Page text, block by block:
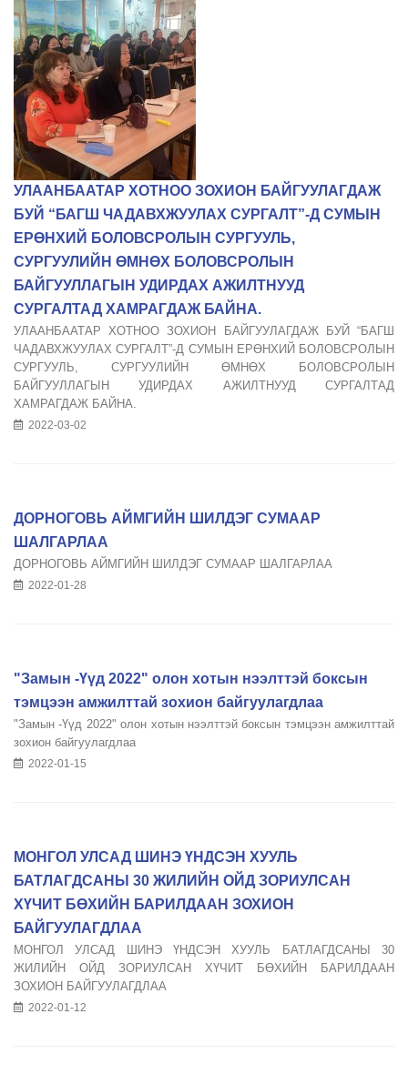
УЛААНБААТАР ХОТНОО ЗОХИОН БАЙГУУЛАГДАЖ
БУЙ “БАГШ ЧАДАВХЖУУЛАХ СУРГАЛТ”-Д СУМЫН
ЕРӨНХИЙ БОЛОВСРОЛЫН СУРГУУЛЬ,
СУРГУУЛИЙН ӨМНӨХ БОЛОВСРОЛЫН
БАЙГУУЛЛАГЫН УДИРДАХ АЖИЛТНУУД
СУРГАЛТАД ХАМРАГДАЖ БАЙНА.
УЛААНБААТАР ХОТНОО ЗОХИОН БАЙГУУЛАГДАЖ БУЙ “БАГШ
ЧАДАВХЖУУЛАХ СУРГАЛТ”-Д СУМЫН ЕРӨНХИЙ БОЛОВСРОЛЫН
СУРГУУЛЬ, СУРГУУЛИЙН ӨМНӨХ БОЛОВСРОЛЫН
БАЙГУУЛЛАГЫН УДИРДАХ АЖИЛТНУУД СУРГАЛТАД
ХАМРАГДАЖ БАЙНА.
2022-03-02
ДОРНОГОВЬ АЙМГИЙН ШИЛДЭГ СУМААР
ШАЛГАРЛАА
ДОРНОГОВЬ АЙМГИЙН ШИЛДЭГ СУМААР ШАЛГАРЛАА
2022-01-28
"Замын -Үүд 2022" олон хотын нээлттэй боксын
тэмцээн амжилттай зохион байгуулагдлаа
"Замын -Үүд 2022" олон хотын нээлттэй боксын тэмцээн амжилттай
зохион байгуулагдлаа
2022-01-15
МОНГОЛ УЛСАД ШИНЭ ҮНДСЭН ХУУЛЬ
БАТЛАГДСАНЫ 30 ЖИЛИЙН ОЙД ЗОРИУЛСАН
ХҮЧИТ БӨХИЙН БАРИЛДААН ЗОХИОН
БАЙГУУЛАГДЛАА
МОНГОЛ УЛСАД ШИНЭ ҮНДСЭН ХУУЛЬ БАТЛАГДСАНЫ 30
ЖИЛИЙН ОЙД ЗОРИУЛСАН ХҮЧИТ БӨХИЙН БАРИЛДААН
ЗОХИОН БАЙГУУЛАГДЛАА
2022-01-12